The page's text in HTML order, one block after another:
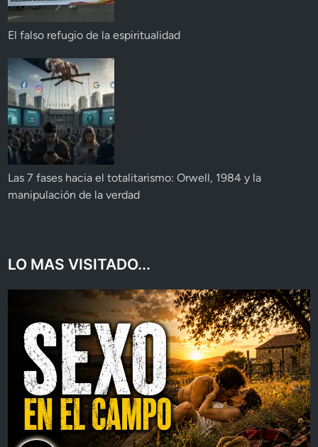
El falso refugio de la espiritualidad
Las 7 fases hacia el totalitarismo: Orwell, 1984 y la
manipulación de la verdad
LO MAS VISITADO...